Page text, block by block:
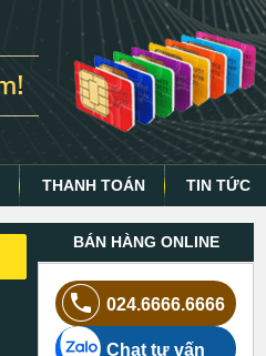
THANH TOÁN TIN TỨC
BÁN HÀNG ONLINE
024.6666.6666
Chat tư vấn